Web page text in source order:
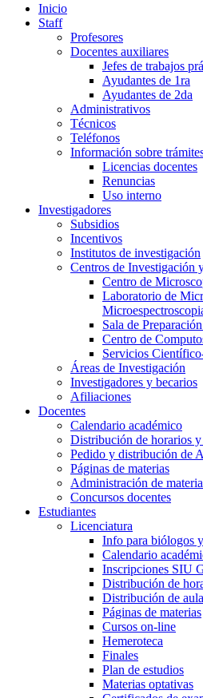
Inicio
Staff
Profesores
Docentes auxiliares
Jefes de trabajos
Ayudantes de 1ra
Ayudantes de 2da
Administrativos
Técnicos
Teléfonos
Información sobre
Licencias docentes
Renuncias
Uso interno
Investigadores
Subsidios
Incentivos
Institutos de investigación
Centros de Investigación
Centro de
Laboratorio de
Sala de
Centro de
Servicios
Áreas de Investigación
Investigadores y becarios
Afiliaciones
Docentes
Calendario académico
Distribución de horarios y
Pedido y distribución de
Páginas de materias
Administración de
Concursos docentes
Estudiantes
Licenciatura
Info para biólogos
Calendario
Inscripciones SIU
Distribución de
Distribución de
Páginas de materias
Cursos on-line
Hemeroteca
Finales
Plan de estudios
Materias optativas